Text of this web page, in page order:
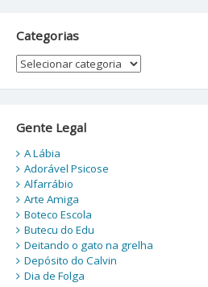
Categorias
Categorias
Gente Legal
A Lábia
Adorável Psicose
Alfarrábio
Arte Amiga
Boteco Escola
Butecu do Edu
Deitando o gato na grelha
Depósito do Calvin
Dia de Folga